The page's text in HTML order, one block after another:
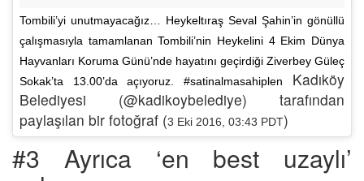
Tombili’yi unutmayacağız… Heykeltıraş Seval Şahin’in gönüllü
çalışmasıyla tamamlanan Tombili’nin Heykelini 4 Ekim Dünya
Hayvanları Koruma Günü’nde hayatını geçirdiği Ziverbey Güleç
Sokak’ta 13.00’da açıyoruz. #satinalmasahiplen
Kadıköy
Belediyesi (@kadikoybelediye) tarafından
paylaşılan bir fotoğraf (3 Eki 2016, 03:43 PDT)
#3 Ayrıca ‘en best uzaylı’